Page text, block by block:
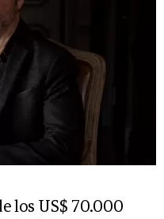
los US$ 70.000